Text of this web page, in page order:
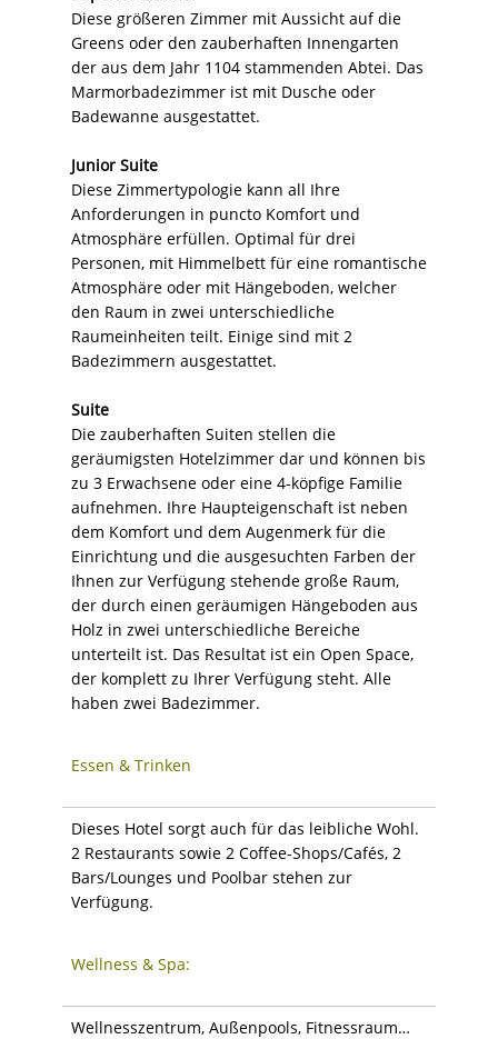
Diese größeren Zimmer mit Aussicht auf die
Greens oder den zauberhaften Innengarten
der aus dem Jahr 1104 stammenden Abtei. Das
Marmorbadezimmer ist mit Dusche oder
Badewanne ausgestattet.
Junior Suite
Diese Zimmertypologie kann all Ihre
Anforderungen in puncto Komfort und
Atmosphäre erfüllen. Optimal für drei
Personen, mit Himmelbett für eine romantische
Atmosphäre oder mit Hängeboden, welcher
den Raum in zwei unterschiedliche
Raumeinheiten teilt. Einige sind mit 2
Badezimmern ausgestattet.
Suite
Die zauberhaften Suiten stellen die
geräumigsten Hotelzimmer dar und können bis
zu 3 Erwachsene oder eine 4-köpfige Familie
aufnehmen. Ihre Haupteigenschaft ist neben
dem Komfort und dem Augenmerk für die
Einrichtung und die ausgesuchten Farben der
Ihnen zur Verfügung stehende große Raum,
der durch einen geräumigen Hängeboden aus
Holz in zwei unterschiedliche Bereiche
unterteilt ist. Das Resultat ist ein Open Space,
der komplett zu Ihrer Verfügung steht. Alle
haben zwei Badezimmer.
Essen & Trinken
Dieses Hotel sorgt auch für das leibliche Wohl.
2 Restaurants sowie 2 Coffee-Shops/Cafés, 2
Bars/Lounges und Poolbar stehen zur
Verfügung.
Wellness & Spa:
Wellnesszentrum, Außenpools, Fitnessraum…